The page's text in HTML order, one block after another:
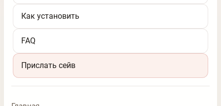
Как установить
FAQ
Прислать сейв